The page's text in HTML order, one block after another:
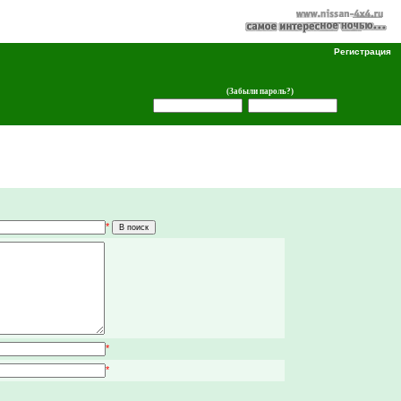
Регистрация
(Забыли пароль?)
*
*
*